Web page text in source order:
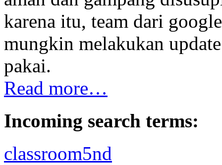
karena itu, team dari
mungkin melakukan
pakai.
Read more…
Incoming search terms:
classroom5nd